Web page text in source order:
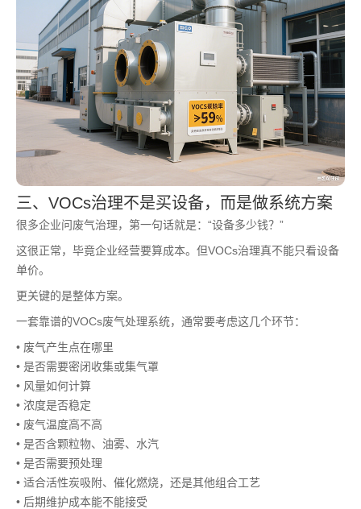
三、VOCs治理不是买设备，而是做系统方案
很多企业问废气治理，第一句话就是：“设备多少钱？”
这很正常，毕竟企业经营要算成本。但VOCs治理真不能只看设备
单价。
更关键的是整体方案。
一套靠谱的VOCs废气处理系统，通常要考虑这几个环节：
• 废气产生点在哪里
• 是否需要密闭收集或集气罩
• 风量如何计算
• 浓度是否稳定
• 废气温度高不高
• 是否含颗粒物、油雾、水汽
• 是否需要预处理
• 适合活性炭吸附、催化燃烧，还是其他组合工艺
• 后期维护成本能不能接受